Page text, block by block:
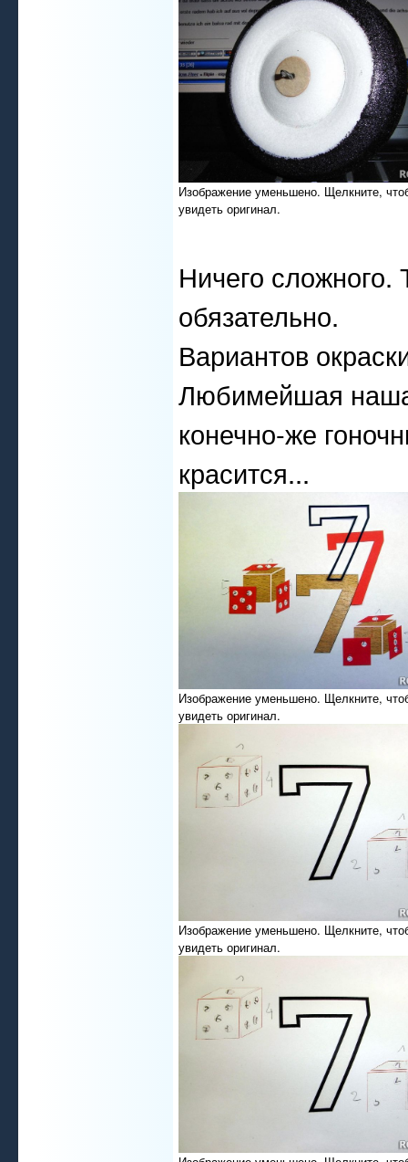
Изображение уменьшено. Щелкните,
увидеть оригинал.
Ничего сложного.
обязательно.
Вариантов
Любимейшая
конечно-же
красится...
Изображение уменьшено. Щелкните,
увидеть оригинал.
Изображение уменьшено. Щелкните,
увидеть оригинал.